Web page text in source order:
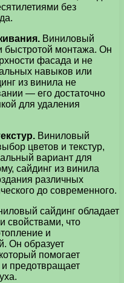
без
Виниловый
быстротой монтажа. Он
фасада и не
навыков или
из винила не
— его достаточно
для удаления
Виниловый
цветов и текстур,
вариант для
сайдинг из винила
различных
до современного.
сайдинг обладает
свойствами, что
и
Он образует
помогает
и предотвращает